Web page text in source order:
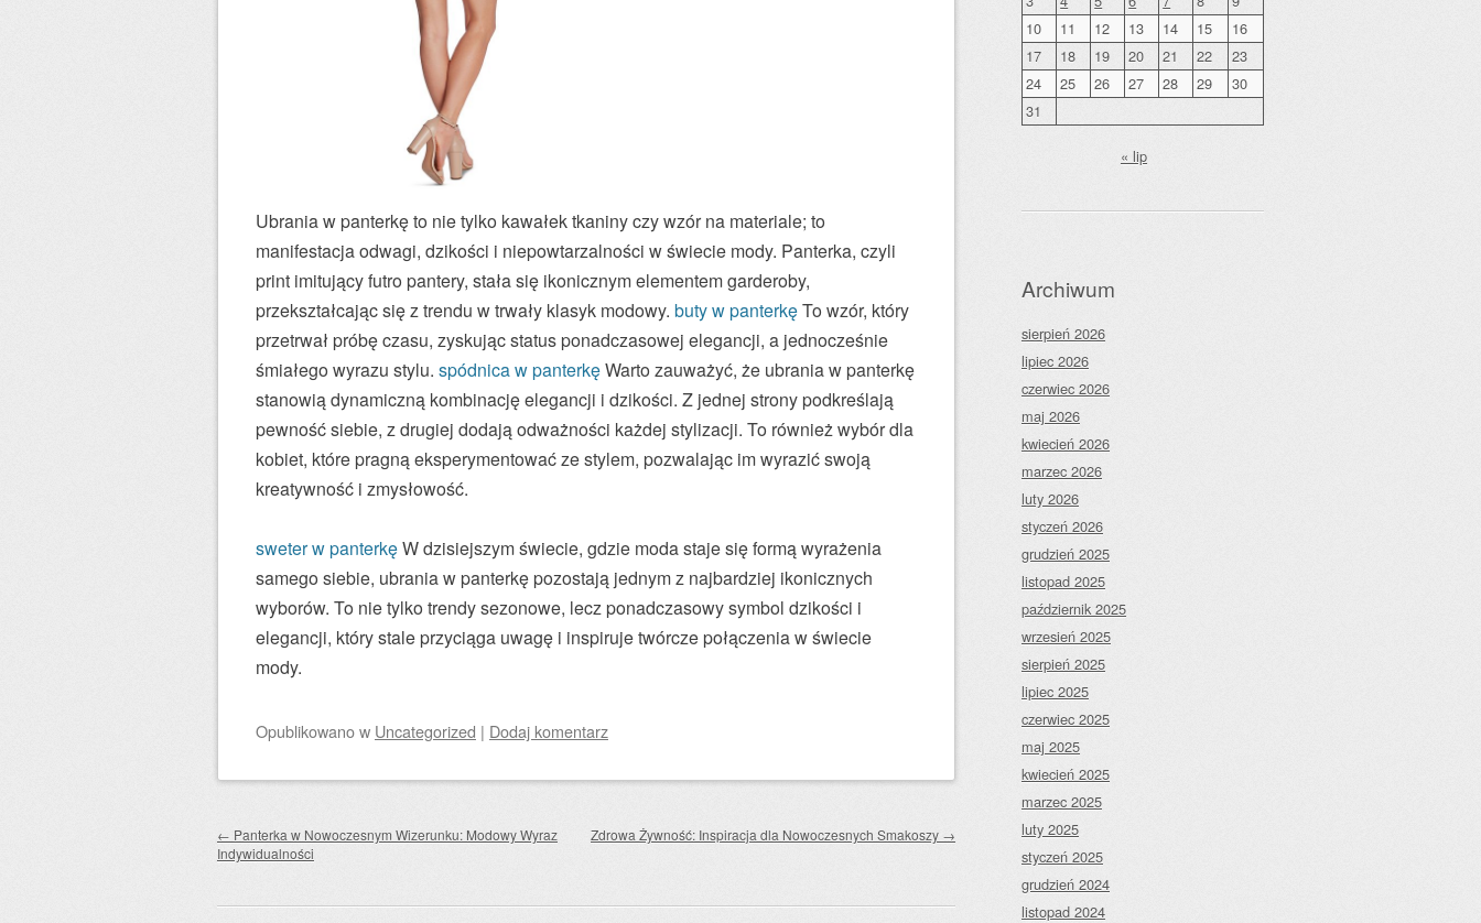
Ubrania w panterkę to nie tylko kawałek tkaniny czy wzór na materiale; to
manifestacja odwagi, dzikości i niepowtarzalności w świecie mody. Panterka, czyli
print imitujący futro pantery, stała się ikonicznym elementem garderoby,
przekształcając się z trendu w trwały klasyk modowy. buty w panterkęTo wzór, który
przetrwał próbę czasu, zyskując status ponadczasowej elegancji, a jednocześnie
śmiałego wyrazu stylu. spódnica w panterkęWarto zauważyć, że ubrania w panterkę
stanowią dynamiczną kombinację elegancji i dzikości. Z jednej strony podkreślają
pewność siebie, z drugiej dodają odważności każdej stylizacji. To również wybór dla
kobiet, które pragną eksperymentować ze stylem, pozwalając im wyrazić swoją
kreatywność i zmysłowość.
sweter w panterkęW dzisiejszym świecie, gdzie moda staje się formą wyrażenia
samego siebie, ubrania w panterkę pozostają jednym z najbardziej ikonicznych
wyborów. To nie tylko trendy sezonowe, lecz ponadczasowy symbol dzikości i
elegancji, który stale przyciąga uwagę i inspiruje twórcze połączenia w świecie
mody.
Opublikowanow Uncategorized | Dodaj komentarz
Zobacz wpisy
← Panterka w Nowoczesnym Wizerunku: Modowy Wyraz
Indywidualności
Zdrowa Żywność: Inspiracja dla Nowoczesnych Smakoszy →
10
11 12 13 14 15
16
17
18 19 20 21 22
23
24
25 26 27 28 29
30
31
« lip
Archiwum
sierpień 2026
lipiec 2026
czerwiec 2026
maj 2026
kwiecień 2026
marzec 2026
luty 2026
styczeń 2026
grudzień 2025
listopad 2025
październik 2025
wrzesień 2025
sierpień 2025
lipiec 2025
czerwiec 2025
maj 2025
kwiecień 2025
marzec 2025
luty 2025
styczeń 2025
grudzień 2024
listopad 2024